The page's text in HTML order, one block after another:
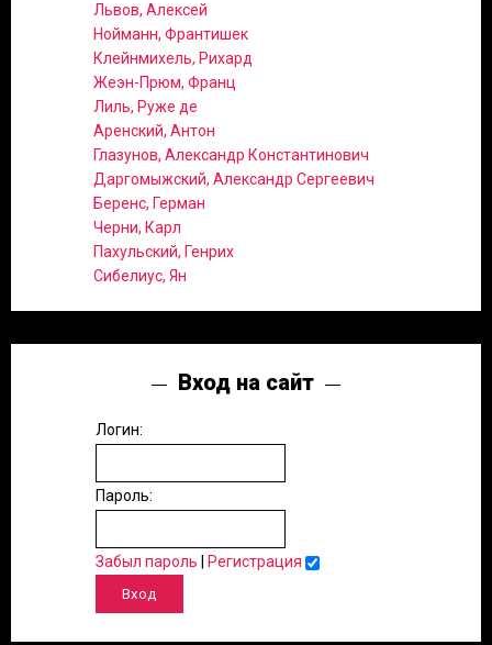
Львов, Алексей
Нойманн, Франтишек
Клейнмихель, Рихард
Жеэн-Прюм, Франц
Лиль, Руже де
Аренский, Антон
Глазунов, Александр Константинович
Даргомыжский, Александр Сергеевич
Беренс, Герман
Черни, Карл
Пахульский, Генрих
Сибелиус, Ян
Вход на сайт
Логин:
Пароль:
Забыл пароль Регистрация